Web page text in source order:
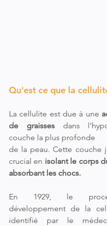
Qu'est ce que la
La cellulite est due à une
de graisses dans
couche la plus profonde
de la peau. Cette couche
crucial en isolant le corps
absorbant les chocs.
En 1929, le
développement de la
identifié par le